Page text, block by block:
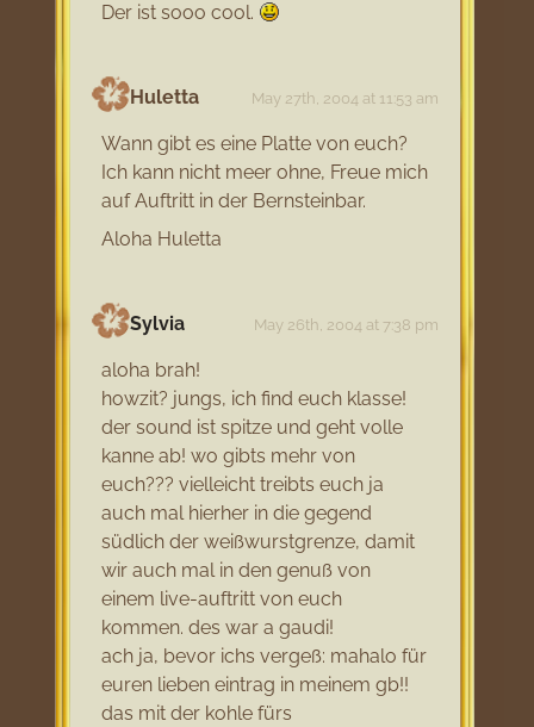
Der ist sooo cool.
Huletta May 27th, 2004 at 11:53 am
Wann gibt es eine Platte von euch?
Ich kann nicht meer ohne, Freue mich
auf Auftritt in der Bernsteinbar.
Aloha Huletta
Sylvia May 26th, 2004 at 7:38 pm
aloha brah!
howzit? jungs, ich find euch klasse!
der sound ist spitze und geht volle
kanne ab! wo gibts mehr von
euch??? vielleicht treibts euch ja
auch mal hierher in die gegend
südlich der weißwurstgrenze, damit
wir auch mal in den genuß von
einem live-auftritt von euch
kommen. des war a gaudi!
ach ja, bevor ichs vergeß: mahalo für
euren lieben eintrag in meinem gb!!
das mit der kohle fürs